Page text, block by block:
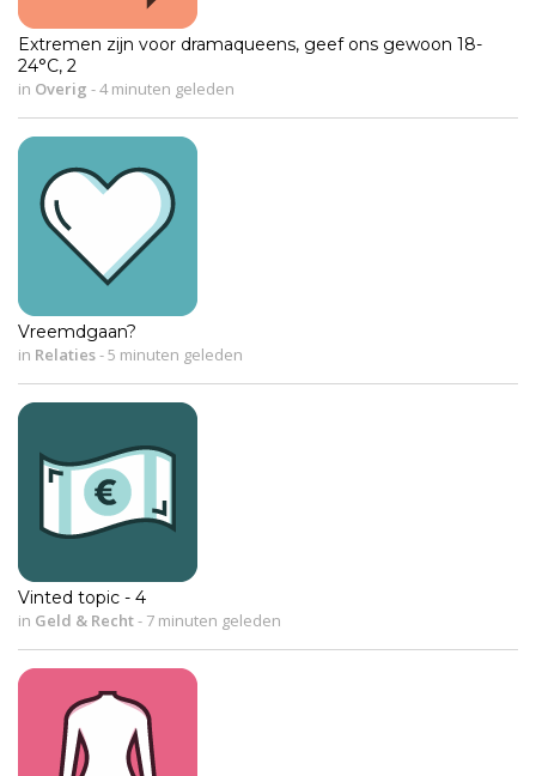
Extremen zijn voor dramaqueens, geef ons gewoon 18-
24°C, 2
in Overig -4 minuten geleden
Vreemdgaan?
in Relaties-5 minuten geleden
Vinted topic - 4
in Geld & Recht- 7 minuten geleden